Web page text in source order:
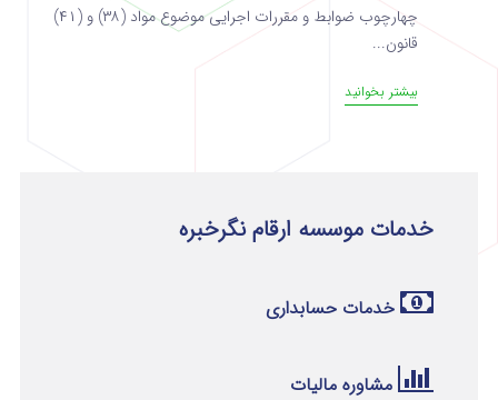
چهارچوب ضوابط و مقررات اجرایی موضوع مواد (۳۸) و (۴۱)
قانون...
بیشتر بخوانید
خدمات موسسه ارقام نگرخبره
خدمات حسابداری
مشاوره مالیات